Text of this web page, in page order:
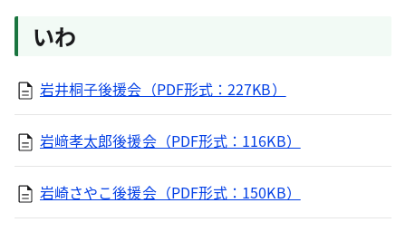
いわ
岩井桐子後援会（PDF形式：227KB）
岩﨑孝太郎後援会（PDF形式：116KB）
岩崎さやこ後援会（PDF形式：150KB）